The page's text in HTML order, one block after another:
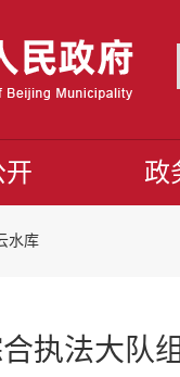
开 政
水库
执法大队